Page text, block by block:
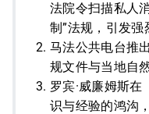
法院令扫描私人
制”法规，引发强
马法公共电台推
规文件与当地自
罗宾·威廉姆斯
识与经验的鸿沟